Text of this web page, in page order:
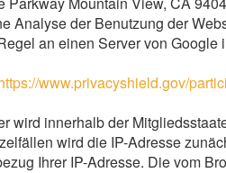
Analyse der Benutzung der
an einen Server von Google
www.privacyshield.gov/
wird innerhalb der
wird die IP-Adresse
Ihrer IP-Adresse. Die vom